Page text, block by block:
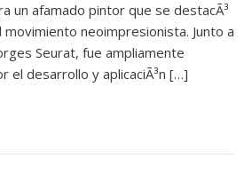
un afamado pintor que se destacÃ³
neoimpresionista. Junto a
Seurat, fue ampliamente
el desarrollo y aplicaciÃ³n […]